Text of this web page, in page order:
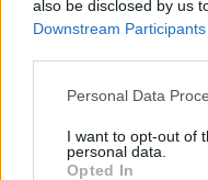
also be disclosed by us
Downstream Participants
Personal Data
I want to opt-out of
personal data.
Opted In